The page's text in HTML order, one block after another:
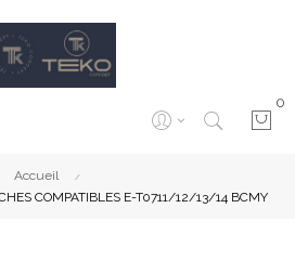
0
Accueil
COMPATIBLES E-T0711/12/13/14 BCMY